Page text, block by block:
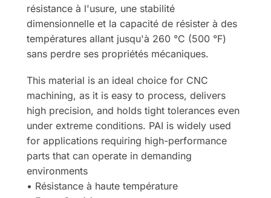
résistance à l'usure, une stabilité
dimensionnelle et la capacité de résister à des
températures allant jusqu'à 260 °C (500 °F)
sans perdre ses propriétés mécaniques.
This material is an ideal choice for CNC
machining, as it is easy to process, delivers
high precision, and holds tight tolerances even
under extreme conditions. PAI is widely used
for applications requiring high-performance
parts that can operate in demanding
environments
• Résistance à haute température